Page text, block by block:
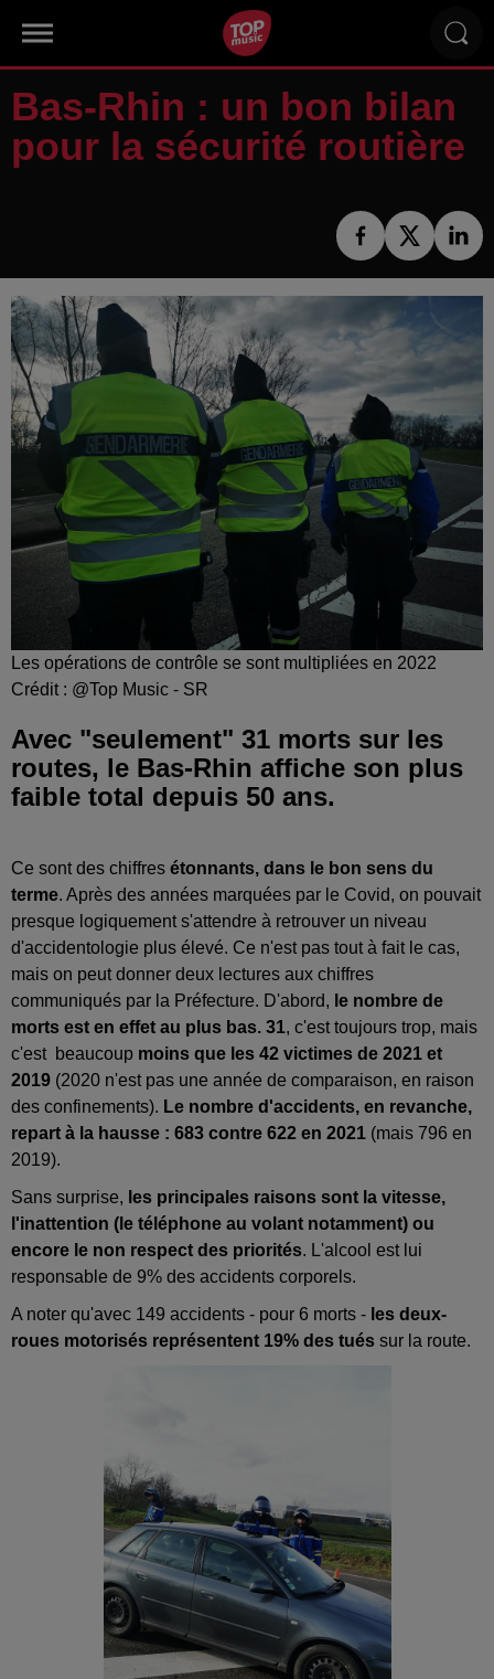
Bas-Rhin : un bon bilan
pour la sécurité routière
Les opérations de contrôle se sont multipliées en 2022
Crédit : @Top Music - SR
Avec "seulement" 31 morts sur les
routes, le Bas-Rhin affiche son plus
faible total depuis 50 ans.
Ce sont des chiffres étonnants, dans le bon sens du
terme. Après des années marquées par le Covid, on pouvait
presque logiquement s'attendre à retrouver un niveau
d'accidentologie plus élevé. Ce n'est pas tout à fait le cas,
mais on peut donner deux lectures aux chiffres
communiqués par la Préfecture. D'abord, le nombre de
morts est en effet au plus bas. 31, c'est toujours trop, mais
c'est beaucoup moins que les 42 victimes de 2021 et
2019 (2020 n'est pas une année de comparaison, en raison
des confinements). Le nombre d'accidents, en revanche,
repart à la hausse : 683 contre 622 en 2021 (mais 796 en
2019).
Sans surprise, les principales raisons sont la vitesse,
l'inattention (le téléphone au volant notamment) ou
encore le non respect des priorités. L'alcool est lui
responsable de 9% des accidents corporels.
A noter qu'avec 149 accidents - pour 6 morts - les deux-
roues motorisés représentent 19% des tués sur la route.